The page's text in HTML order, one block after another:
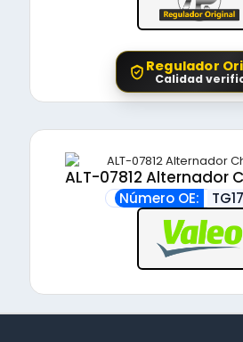
Regulador
Calidad
ALT-07812 Alternador
Número OE: